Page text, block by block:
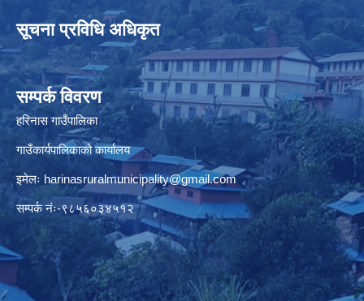
सूचना प्रविधि अधिकृत
सम्पर्क विवरण
हरिनास गाउँपालिका
गाउँकार्यपालिकाको कार्यालय
इमेलः harinasruralmunicipality@gmail.com
सम्पर्क नंः-९८५६०३४५१२